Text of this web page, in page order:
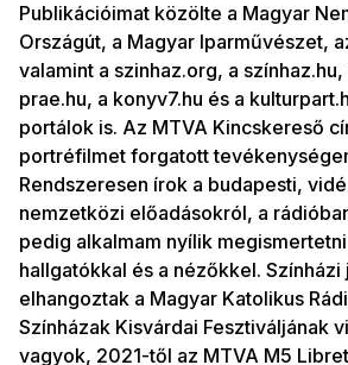
Publikációimat közölte a Magyar
Országút, a Magyar Iparművészet,
valamint a szinhaz.org, a
prae.hu, a konyv7.hu és a
portálok is. Az MTVA Kincskereső
portréfilmet forgatott
Rendszeresen írok a budapesti,
nemzetközi előadásokról, a
pedig alkalmam nyílik
hallgatókkal és a nézőkkel.
elhangoztak a Magyar Katolikus
Színházak Kisvárdai Fesztiváljának
vagyok, 2021-től az MTVA M5